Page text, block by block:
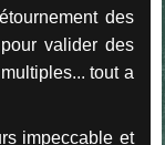
des
valider des
tout a
impeccable et